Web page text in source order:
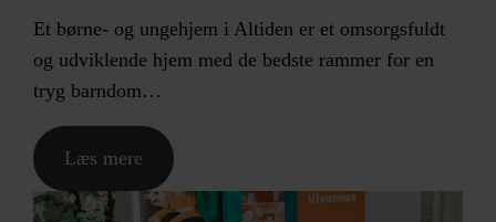
Et børne- og ungehjem i Altiden er et omsorgsfuldt
og udviklende hjem med de bedste rammer for en
tryg barndom…
Læs mere